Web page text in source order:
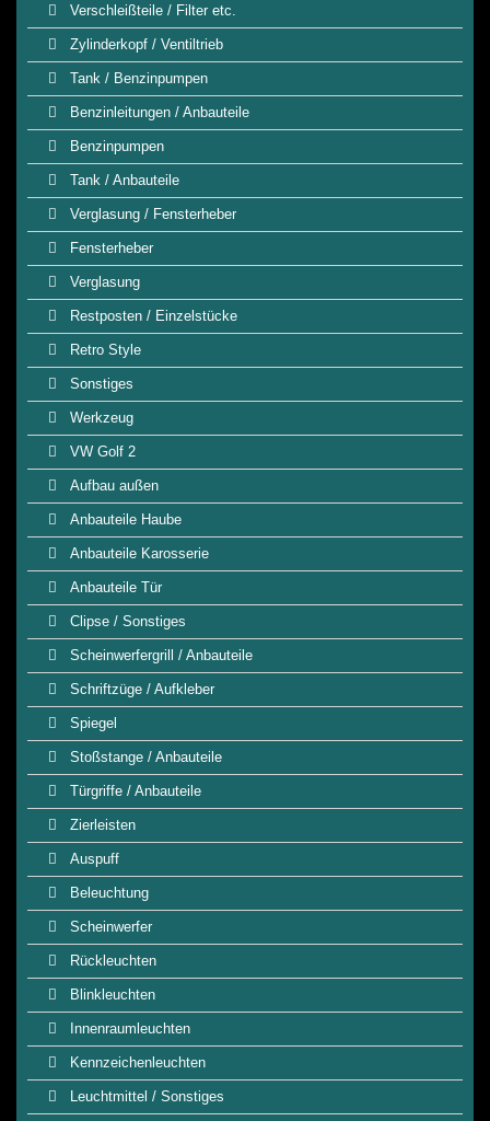
Verschleißteile / Filter etc.
Zylinderkopf / Ventiltrieb
Tank / Benzinpumpen
Benzinleitungen / Anbauteile
Benzinpumpen
Tank / Anbauteile
Verglasung / Fensterheber
Fensterheber
Verglasung
Restposten / Einzelstücke
Retro Style
Sonstiges
Werkzeug
VW Golf 2
Aufbau außen
Anbauteile Haube
Anbauteile Karosserie
Anbauteile Tür
Clipse / Sonstiges
Scheinwerfergrill / Anbauteile
Schriftzüge / Aufkleber
Spiegel
Stoßstange / Anbauteile
Türgriffe / Anbauteile
Zierleisten
Auspuff
Beleuchtung
Scheinwerfer
Rückleuchten
Blinkleuchten
Innenraumleuchten
Kennzeichenleuchten
Leuchtmittel / Sonstiges